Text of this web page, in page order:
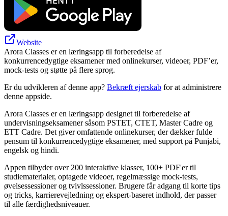
Website
Arora Classes er en læringsapp til forberedelse af
konkurrencedygtige eksamener med onlinekurser, videoer, PDF’er,
mock-tests og støtte på flere sprog.
Er du udvikleren af denne app? Bekræft ejerskab for at administrere
denne appside.
Arora Classes er en læringsapp designet til forberedelse af
undervisningseksamener såsom PSTET, CTET, Master Cadre og
ETT Cadre. Det giver omfattende onlinekurser, der dækker fulde
pensum til konkurrencedygtige eksamener, med support på Punjabi,
engelsk og hindi.
Appen tilbyder over 200 interaktive klasser, 100+ PDF'er til
studiematerialer, optagede videoer, regelmæssige mock-tests,
øvelsessessioner og tvivlssessioner. Brugere får adgang til korte tips
og tricks, karrierevejledning og ekspert-baseret indhold, der passer
til alle færdighedsniveauer.